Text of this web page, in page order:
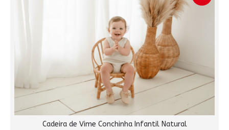
Cadeira de Vime Conchinha Infantil Natural